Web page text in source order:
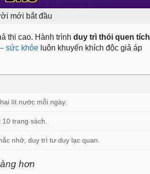
mới bắt đầu
thi cao. Hành trình duy trì thói quen tích
sức khỏe luôn khuyến khích độc giả áp
lít nước mỗi ngày.
trang sách.
nhở, duy trì tư duy lạc quan.
hơn